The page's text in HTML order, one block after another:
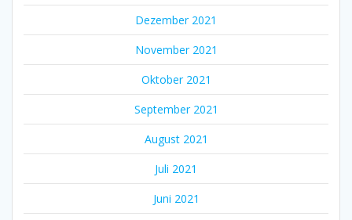
Dezember 2021
November 2021
Oktober 2021
September 2021
August 2021
Juli 2021
Juni 2021